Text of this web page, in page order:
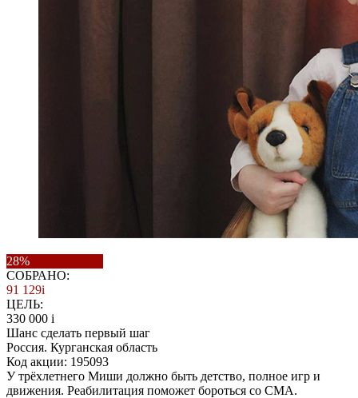
28%
СОБРАНО:
91 129i
ЦЕЛЬ:
330 000 i
Шанс сделать первый шаг
Россия. Курганская область
Код акции: 195093
У трёхлетнего Миши должно быть детство, полное игр и
движения. Реабилитация поможет бороться со СМА.